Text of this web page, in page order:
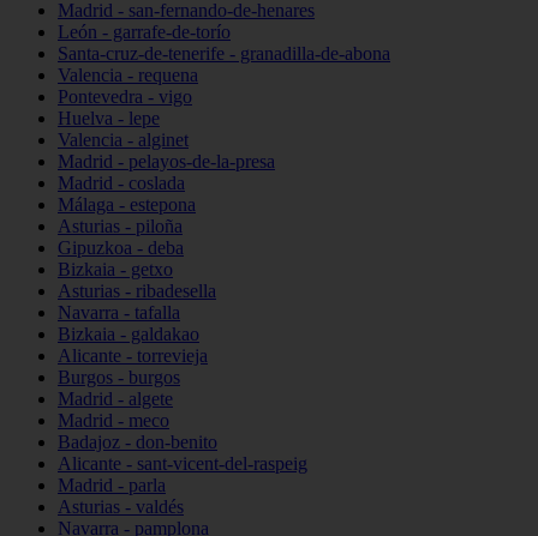
Madrid - san-fernando-de-henares
León - garrafe-de-torío
Santa-cruz-de-tenerife - granadilla-de-abona
Valencia - requena
Pontevedra - vigo
Huelva - lepe
Valencia - alginet
Madrid - pelayos-de-la-presa
Madrid - coslada
Málaga - estepona
Asturias - piloña
Gipuzkoa - deba
Bizkaia - getxo
Asturias - ribadesella
Navarra - tafalla
Bizkaia - galdakao
Alicante - torrevieja
Burgos - burgos
Madrid - algete
Madrid - meco
Badajoz - don-benito
Alicante - sant-vicent-del-raspeig
Madrid - parla
Asturias - valdés
Navarra - pamplona